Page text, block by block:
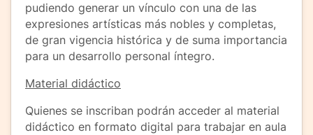
pudiendo generar un vínculo con una de las
expresiones artísticas más nobles y completas,
de gran vigencia histórica y de suma importancia
para un desarrollo personal íntegro.
Material didáctico
Quienes se inscriban podrán acceder al material
didáctico en formato digital para trabajar en aula